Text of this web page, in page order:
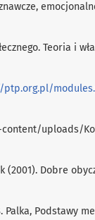
Teoria i
ptp.org.pl/
uploads/
Dobre
Palka, Podstawy